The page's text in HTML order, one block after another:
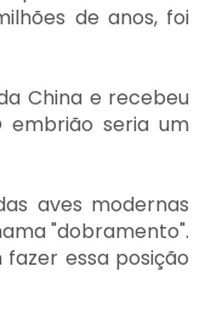
de anos, foi
China e recebeu
embrião seria um
aves modernas
"dobramento".
fazer essa posição